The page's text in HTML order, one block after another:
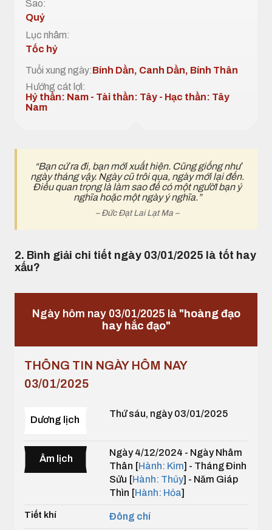
Sao:
Quỷ
Lục nhâm:
Tốc hỷ
Tuổi xung ngày:Bính Dần, Canh Dần, Bính Thân
Hướng cát lợi:
Hỷ thần: Nam - Tài thần: Tây - Hạc thần: Tây
Nam
“Bạn cứ ra đi, bạn mới xuất hiện. Cũng giống như
ngày tháng vậy. Ngày cũ trôi qua, ngày mới lại đến.
Điều quan trọng là làm sao để có một ngườI bạn ý
nghĩa hoặc một ngày ý nghĩa.”
– Đức Đạt Lai Lạt Ma –
2. Bình giải chi tiết ngày 03/01/2025 là tốt hay
xấu?
Ngày hôm nay 03/01/2025 là "hoàng đạo
hay hắc đạo"
THÔNG TIN NGÀY HÔM NAY
03/01/2025
Dương lịch
Thứ sáu, ngày 03/01/2025
Âm lịch
Ngày 4/12/2024 - Ngày Nhâm
Thân [Hành: Kim] - Tháng Đinh
Sửu [Hành: Thủy] - Năm Giáp
Thìn [Hành: Hỏa]
Tiết khí Đông chí